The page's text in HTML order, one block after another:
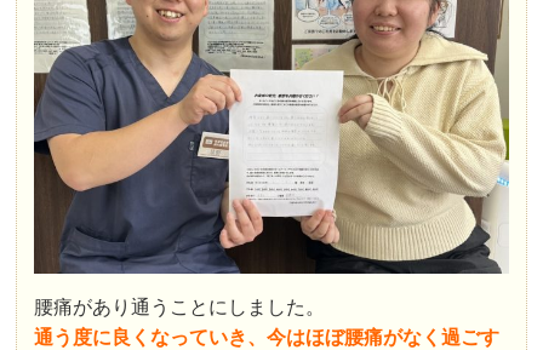
腰痛があり通うことにしました。
通う度に良くなっていき、今はほぼ腰痛がなく過ごす